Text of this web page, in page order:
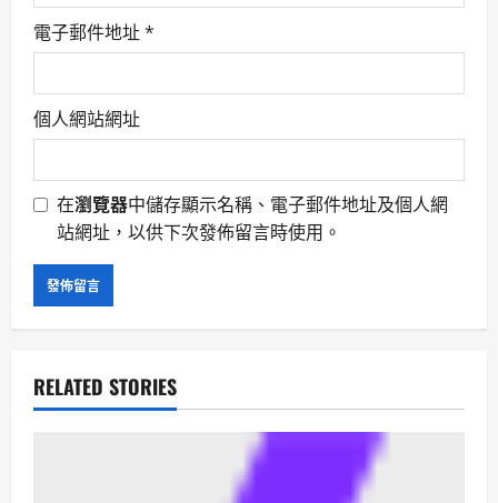
電子郵件地址*
個人網站網址
在瀏覽器中儲存顯示名稱、電子郵件地址及個人網
站網址，以供下次發佈留言時使用。
RELATED STORIES